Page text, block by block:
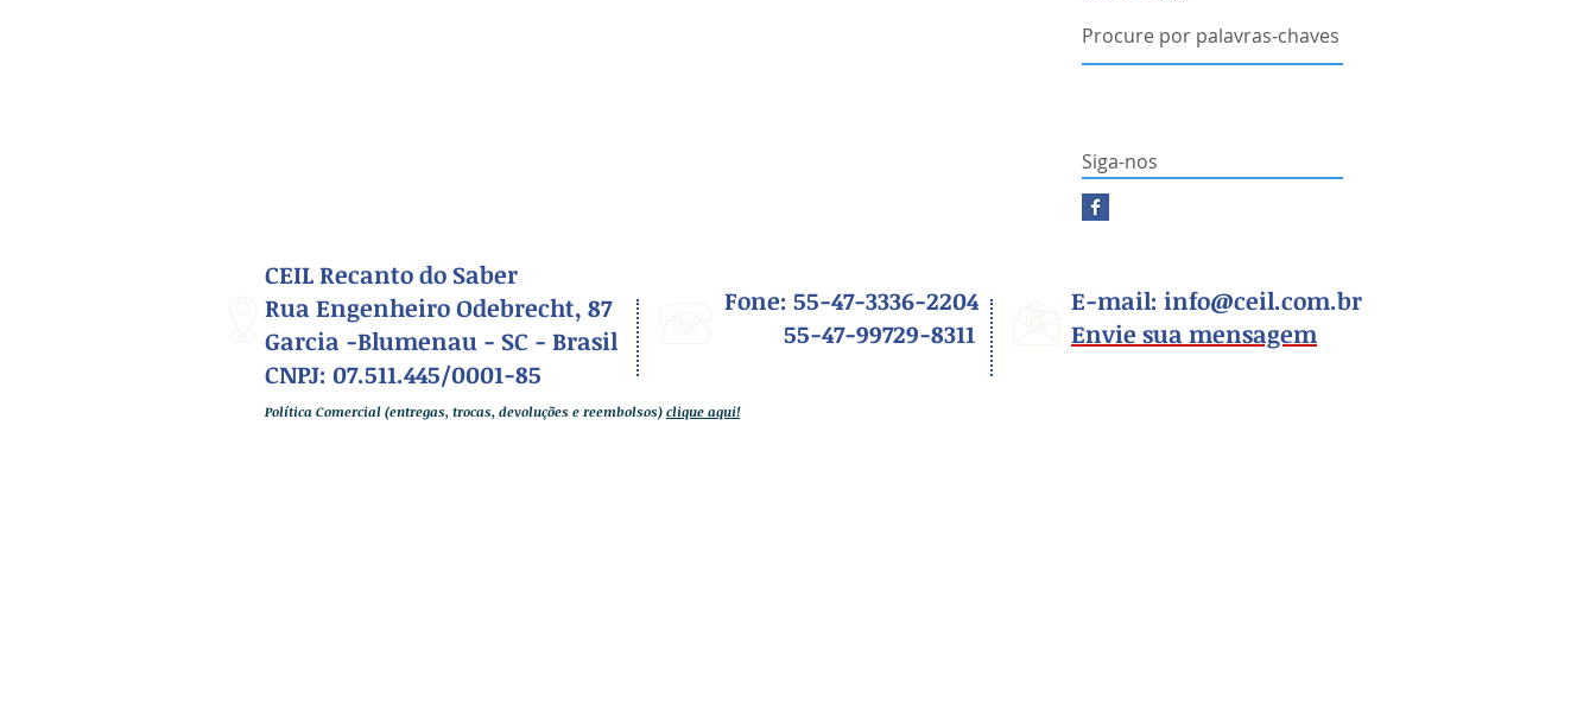
Procure por palavras-chaves
Siga-nos
CEIL Recanto do Saber
Rua Engenheiro Odebrecht, 87
Garcia -Blumenau - SC - Brasil
CNPJ: 07.511.445/0001-85
Política Comercial (entregas, trocas, devoluções e reembolsos) clique aqui!
Fone: 55-47-3336-2204
55-47-99729-8311
E-mail: info@ceil.com.br
Envie sua mensagem